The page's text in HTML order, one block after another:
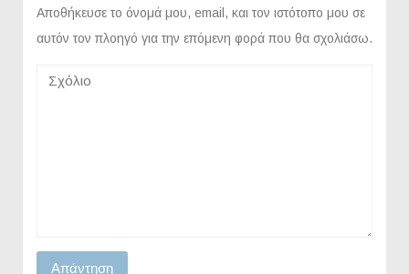
Αποθήκευσε το όνομά μου, email, και τον ιστότοπο μου σε
αυτόν τον πλοηγό για την επόμενη φορά που θα σχολιάσω.